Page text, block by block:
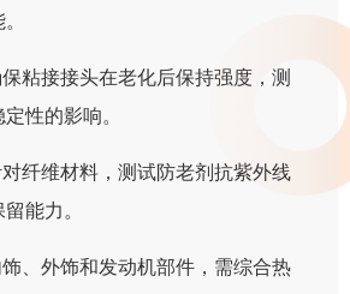
粘接接头在老化后保持强度，测
性的影响。
纤维材料，测试防老剂抗紫外线
能力。
、外饰和发动机部件，需综合热